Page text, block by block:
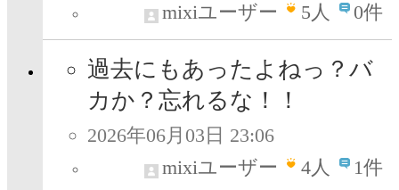
mixiユーザー
5人 0件
過去にもあったよねっ？バ
カか？忘れるな！！
2026年06月03日 23:06
mixiユーザー
4人 1件